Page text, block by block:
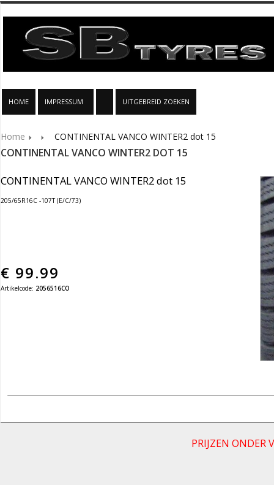
HOME IMPRESSUM UITGEBREID ZOEKEN
Home CONTINENTAL VANCO WINTER2 dot 15
CONTINENTAL VANCO WINTER2 DOT 15
CONTINENTAL VANCO WINTER2 dot 15
205/65R16C -107T (E/C/73)
€ 99.99
Artikelcode: 2056516CO
PRIJZEN ONDER